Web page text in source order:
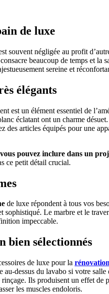
de luxe
souvent négligée au profit
beaucoup de temps et
sereine et
élégants
est un élément essentiel de
éclatant ont un charme
des articles équipés pour une
pouvez inclure dans un
ce petit détail crucial.
de luxe répondent à tous vos
sophistiqué. Le marbre et le
impeccable.
bien sélectionnés
de luxe pour la rénovation
au-dessus du lavabo si votre
Ils produisent un effet de
les muscles endoloris.